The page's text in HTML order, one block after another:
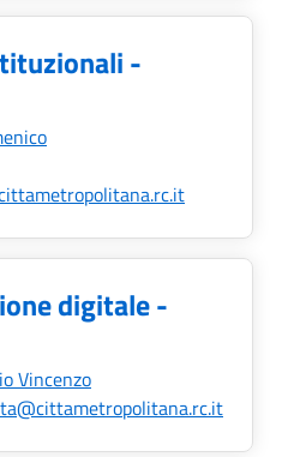
-
digitale -
Vincenzo